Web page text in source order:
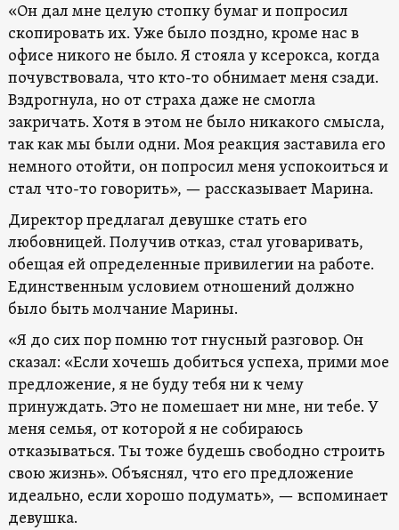
«Он дал мне целую стопку бумаг и попросил
скопировать их. Уже было поздно, кроме нас в
офисе никого не было. Я стояла у ксерокса, когда
почувствовала, что кто-то обнимает меня сзади.
Вздрогнула, но от страха даже не смогла
закричать. Хотя в этом не было никакого смысла,
так как мы были одни. Моя реакция заставила его
немного отойти, он попросил меня успокоиться и
стал что-то говорить», — рассказывает Марина.
Директор предлагал девушке стать его
любовницей. Получив отказ, стал уговаривать,
обещая ей определенные привилегии на работе.
Единственным условием отношений должно
было быть молчание Марины.
«Я до сих пор помню тот гнусный разговор. Он
сказал: «Если хочешь добиться успеха, прими мое
предложение, я не буду тебя ни к чему
принуждать. Это не помешает ни мне, ни тебе. У
меня семья, от которой я не собираюсь
отказываться. Ты тоже будешь свободно строить
свою жизнь». Объяснял, что его предложение
идеально, если хорошо подумать», — вспоминает
девушка.